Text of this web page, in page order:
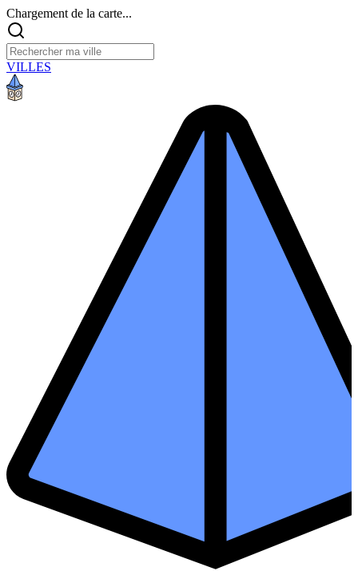
Chargement de la carte...
VILLES